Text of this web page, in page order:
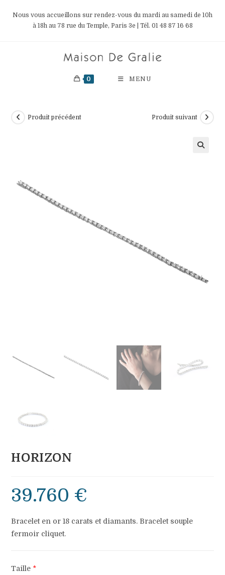
Nous vous accueillons sur rendez-vous du mardi au samedi de 10h
à 18h au 78 rue du Temple, Paris 3e | Tél. 01 48 87 16 68
0 MENU
Produit précédent Produit suivant
HORIZON
39.760 €
Bracelet en or 18 carats et diamants. Bracelet souple
fermoir cliquet.
Taille *